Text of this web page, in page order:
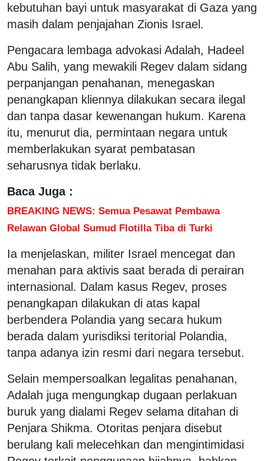
kebutuhan bayi untuk masyarakat di Gaza yang
masih dalam penjajahan Zionis Israel.
Pengacara lembaga advokasi Adalah, Hadeel
Abu Salih, yang mewakili Regev dalam sidang
perpanjangan penahanan, menegaskan
penangkapan kliennya dilakukan secara ilegal
dan tanpa dasar kewenangan hukum. Karena
itu, menurut dia, permintaan negara untuk
memberlakukan syarat pembatasan
seharusnya tidak berlaku.
Baca Juga :
BREAKING NEWS: Semua Pesawat Pembawa
Relawan Global Sumud Flotilla Tiba di Turki
Ia menjelaskan, militer Israel mencegat dan
menahan para aktivis saat berada di perairan
internasional. Dalam kasus Regev, proses
penangkapan dilakukan di atas kapal
berbendera Polandia yang secara hukum
berada dalam yurisdiksi teritorial Polandia,
tanpa adanya izin resmi dari negara tersebut.
Selain mempersoalkan legalitas penahanan,
Adalah juga mengungkap dugaan perlakuan
buruk yang dialami Regev selama ditahan di
Penjara Shikma. Otoritas penjara disebut
berulang kali melecehkan dan mengintimidasi